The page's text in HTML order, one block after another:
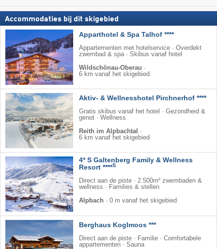
Accommodaties bij dit skigebied
Apparthotel & Spa Talhof ****
Appartementen met hotelservice · Overdekt
zwembad & spa · Skibus vanaf hotel
Wildschönau-Oberau ·
6 km vanaf het skigebied
Aktiv- & Wellnesshotel Pirchnerhof ****
Gratis skibus vanaf het hotel · Gezondheid &
genot · Wellness
Reith im Alpbachtal ·
6 km vanaf het skigebied
4* S Galtenberg Family & Wellness
Resort ****S
Direct aan de piste · 2.500m² zwembaden &
wellness · Families & stellen
Alpbach · 0 m vanaf het skigebied
Berghaus Koglmoos ***
Direct aan de piste · Familie · Comfortabele
appartementen · Sauna